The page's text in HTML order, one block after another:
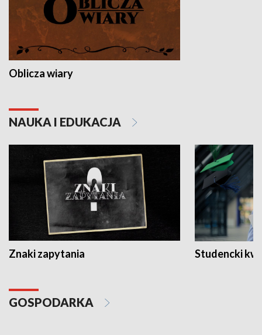
Oblicza wiary
NAUKA I EDUKACJA
Znaki zapytania Studencki
GOSPODARKA